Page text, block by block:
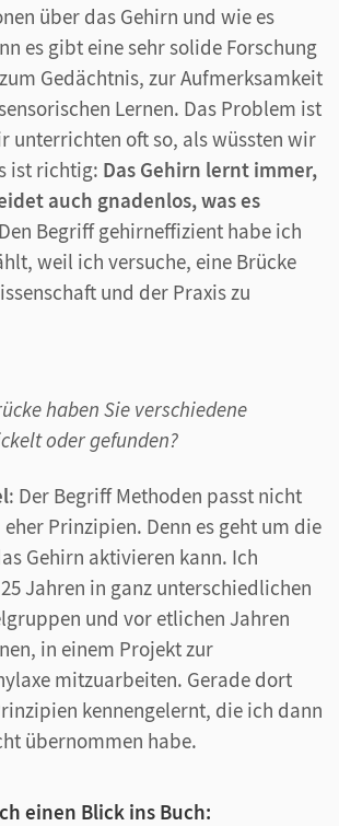
über das Gehirn und wie es
es gibt eine sehr solide Forschung
Gedächtnis, zur Aufmerksamkeit
Lernen. Das Problem ist
unterrichten oft so, als wüssten wir
ist richtig: Das Gehirn lernt immer,
auch gnadenlos, was es
Den Begriff gehirneffizient habe ich
weil ich versuche, eine Brücke
und der Praxis zu
haben Sie verschiedene
oder gefunden?
: Der Begriff Methoden passt nicht
eher Prinzipien. Denn es geht um die
Gehirn aktivieren kann. Ich
Jahren in ganz unterschiedlichen
und vor etlichen Jahren
in einem Projekt zur
mitzuarbeiten. Gerade dort
kennengelernt, die ich dann
übernommen habe.
einen Blick ins Buch: